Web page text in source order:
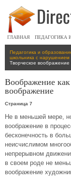
ГЛАВНАЯ ПЕДАГОГИКА
Педагогика и
школьника с нарушением
Творческое воображение
Воображение
воображение
Страница 7
Не в меньшей мере,
воображение в
бесконечность в
неисчислимом
непрерывном
в своем роде не
воображение